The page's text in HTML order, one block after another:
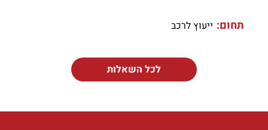
תחום: ייעוץ לרכב
לכל השאלות